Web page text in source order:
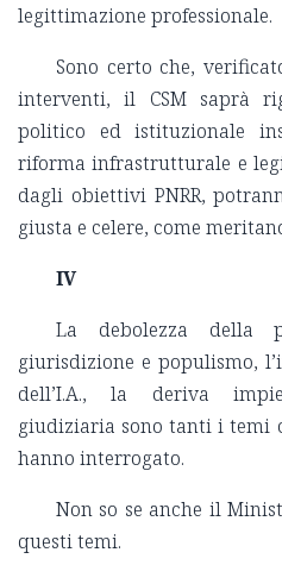
legittimazione professionale.
Sono certo che,
interventi, il CSM saprà
politico ed istituzionale
riforma infrastrutturale e
dagli obiettivi PNRR,
giusta e celere, come
IV
La debolezza della
giurisdizione e populismo,
dell’I.A., la deriva
giudiziaria sono tanti i temi
hanno interrogato.
Non so se anche il
questi temi.